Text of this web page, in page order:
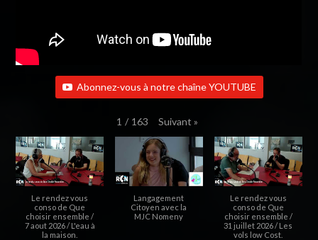
Abonnez-vous à notre chaîne YOUTUBE
1 / 163 Suivant »
Le rendez vous
conso de Que
choisir ensemble /
7 aout 2026 / L'eau à
la maison.
Langagement
Citoyen avec la
MJC Nomeny
Le rendez vous
conso de Que
choisir ensemble /
31 juillet 2026 / Les
vols low Cost.